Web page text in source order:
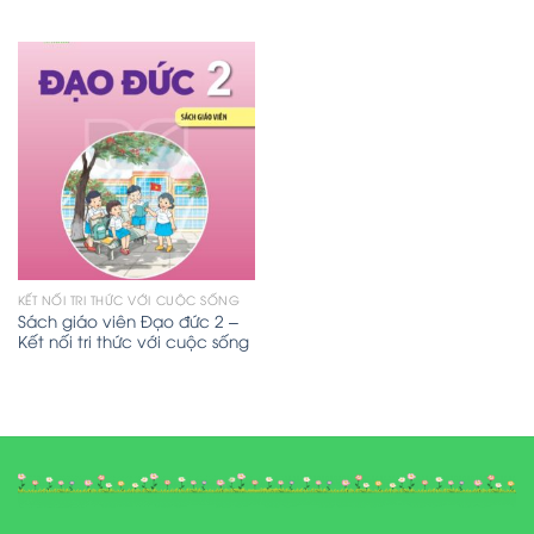
KẾT NỐI TRI THỨC VỚI CUỘC SỐNG
Sách giáo viên Đạo đức 2 –
Kết nối tri thức với cuộc sống